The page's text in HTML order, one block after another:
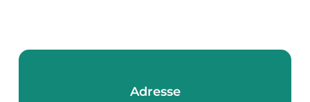
Adresse